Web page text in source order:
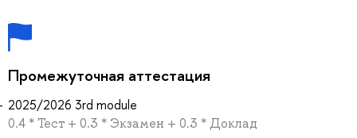
Промежуточная аттестация
2025/2026 3rd module
0.4 * Тест + 0.3 * Экзамен + 0.3 * Доклад